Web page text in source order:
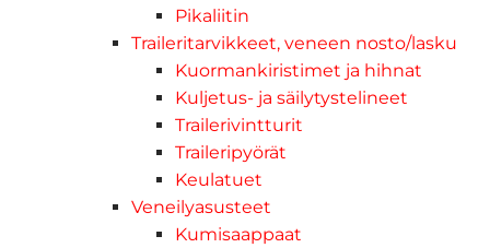
Pikaliitin
Traileritarvikkeet, veneen nosto/lasku
Kuormankiristimet ja hihnat
Kuljetus- ja säilytystelineet
Trailerivintturit
Traileripyörät
Keulatuet
Veneilyasusteet
Kumisaappaat